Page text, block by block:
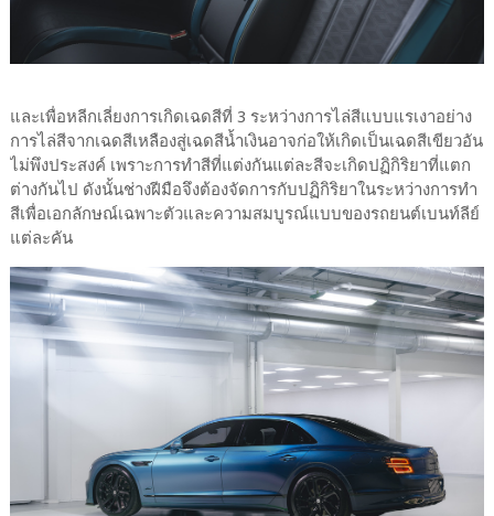
และเพื่อหลีกเลี่ยงการเกิดเฉดสีที่ 3 ระหว่างการไล่สีแบบแรเงาอย่าง
การไล่สีจากเฉดสีเหลืองสู่เฉดสีน้ำเงินอาจก่อให้เกิดเป็นเฉดสีเขียวอัน
ไม่พึงประสงค์ เพราะการทำสีที่แต่งกันแต่ละสีจะเกิดปฏิกิริยาที่แตก
ต่างกันไป ดังนั้นช่างฝีมือจึงต้องจัดการกับปฏิกิริยาในระหว่างการทำ
สีเพื่อเอกลักษณ์เฉพาะตัวและความสมบูรณ์แบบของรถยนต์เบนท์ลีย์
แต่ละคัน